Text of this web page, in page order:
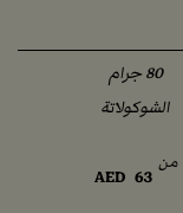
‏80 جرام
الشوكولاتة
من
AED 63